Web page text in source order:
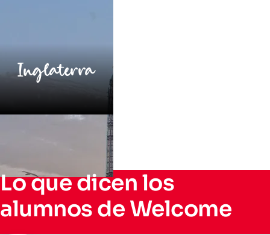
Inglaterra
Lo que dicen los
alumnos de Welcome